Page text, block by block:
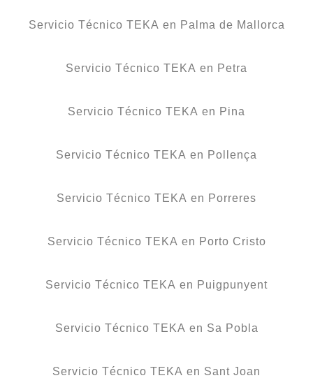
Servicio Técnico TEKA en Palma de Mallorca
Servicio Técnico TEKA en Petra
Servicio Técnico TEKA en Pina
Servicio Técnico TEKA en Pollença
Servicio Técnico TEKA en Porreres
Servicio Técnico TEKA en Porto Cristo
Servicio Técnico TEKA en Puigpunyent
Servicio Técnico TEKA en Sa Pobla
Servicio Técnico TEKA en Sant Joan